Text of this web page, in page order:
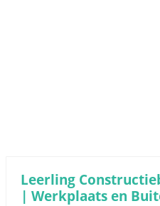
Leerling
| Werkplaats en